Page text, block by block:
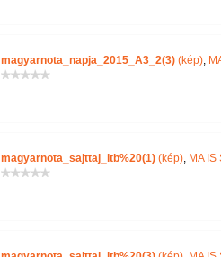
magyarnota_napja_2015_A3_2(3)(kép),
magyarnota_sajttaj_itb%20(1)(kép), MA IS